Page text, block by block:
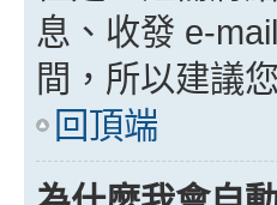
息、收發 e-
間，所以建議
回頂端